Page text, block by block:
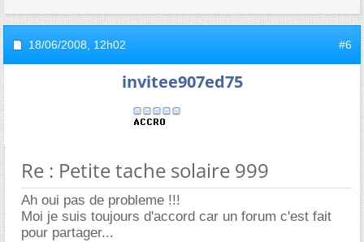
18/06/2008, 12h02 #6
invitee907ed75
Re : Petite tache solaire 999
Ah oui pas de probleme !!!
Moi je suis toujours d'accord car un forum c'est fait
pour partager...